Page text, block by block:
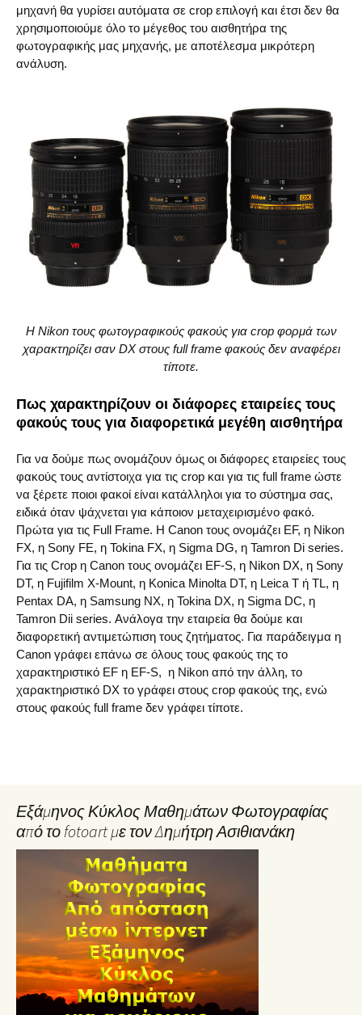
μηχανή θα γυρίσει αυτόματα σε crop επιλογή και έτσι δεν θα
χρησιμοποιούμε όλο το μέγεθος του αισθητήρα της
φωτογραφικής μας μηχανής, με αποτέλεσμα μικρότερη
ανάλυση.
Η Nikon τους φωτογραφικούς φακούς για crop φορμά των
χαρακτηρίζει σαν DX στους full frame φακούς δεν αναφέρει
τίποτε.
Πως χαρακτηρίζουν οι διάφορες εταιρείες τους
φακούς τους για διαφορετικά μεγέθη αισθητήρα
Για να δούμε πως ονομάζουν όμως οι διάφορες εταιρείες τους
φακούς τους αντίστοιχα για τις crop και για τις full frame ώστε
να ξέρετε ποιοι φακοί είναι κατάλληλοι για το σύστημα σας,
ειδικά όταν ψάχνεται για κάποιον μεταχειρισμένο φακό.
Πρώτα για τις Full Frame. Η Canon τους ονομάζει EF, η Nikon
FX, η Sony FE, η Tokina FX, η Sigma DG, η Tamron Di series.
Για τις Crop η Canon τους ονομάζει EF-S, η Nikon DX, η Sony
DT, η Fujifilm X-Mount, η Konica Minolta DT, η Leica T ή TL, η
Pentax DA, η Samsung NX, η Tokina DX, η Sigma DC, η
Tamron Dii series. Ανάλογα την εταιρεία θα δούμε και
διαφορετική αντιμετώπιση τους ζητήματος. Για παράδειγμα η
Canon γράφει επάνω σε όλους τους φακούς της το
χαρακτηριστικό EF η EF-S, η Nikon από την άλλη, το
χαρακτηριστικό DX το γράφει στους crop φακούς της, ενώ
στους φακούς full frame δεν γράφει τίποτε.
Εξάμηνος Κύκλος Μαθημάτων Φωτογραφίας
από το fotoart με τον Δημήτρη Ασιθιανάκη